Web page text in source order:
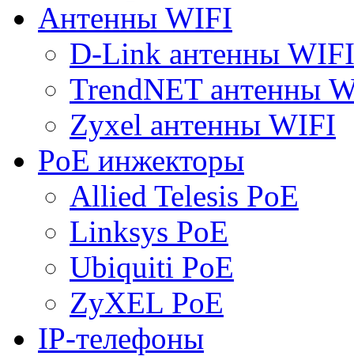
Антенны WIFI
D-Link антенны WIFI
TrendNET антенны
Zyxel антенны WIFI
PoE инжекторы
Allied Telesis PoE
Linksys PoE
Ubiquiti PoE
ZyXEL PoE
IP-телефоны